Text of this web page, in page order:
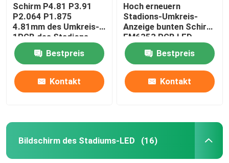
Schirm P4.81 P3.91
P2.064 P1.875
4.81mm des Umkreis-
1RGB des Stadions-
LED
Bestpreis
Kontakt
Hoch erneuern
Stadions-Umkreis-
Anzeige bunten Schirm
FM6353 RGB LED
Bestpreis
Kontakt
Bildschirm des Stadiums-LED (16)